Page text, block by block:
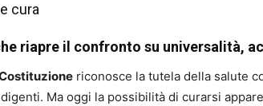
cura
riapre il confronto su universalità,
riconosce la tutela della salute
Ma oggi la possibilità di curarsi